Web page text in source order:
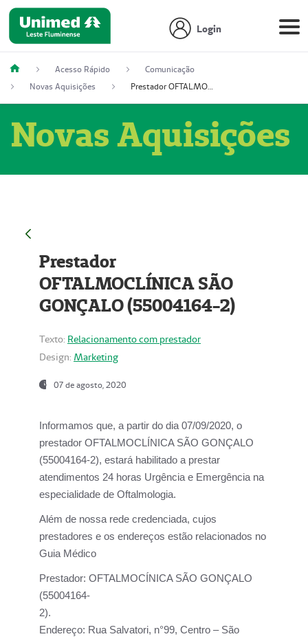
Login
Acesso Rápido
Comunicação
Novas Aquisições
Prestador OFTALMOCLÍNICA SÃO GONÇALO (55004164-2)
Novas Aquisições
Prestador
OFTALMOCLÍNICA SÃO
GONÇALO (55004164-2)
Texto: Relacionamento com prestador
Design: Marketing
07 de agosto, 2020
Informamos que, a partir do dia07/09/2020, o
prestador OFTALMOCLÍNICA SÃO GONÇALO
(55004164-2), estará habilitado a prestar
atendimentos 24 horas Urgência e Emergência na
especialidade de Oftalmologia.
Além de nossa rede credenciada, cujos
prestadores e os endereços estão relacionados no
Guia Médico
Prestador: OFTALMOCÍNICA SÃO GONÇALO
(55004164-
2).
Endereço: Rua Salvatori, n°99, Centro – São